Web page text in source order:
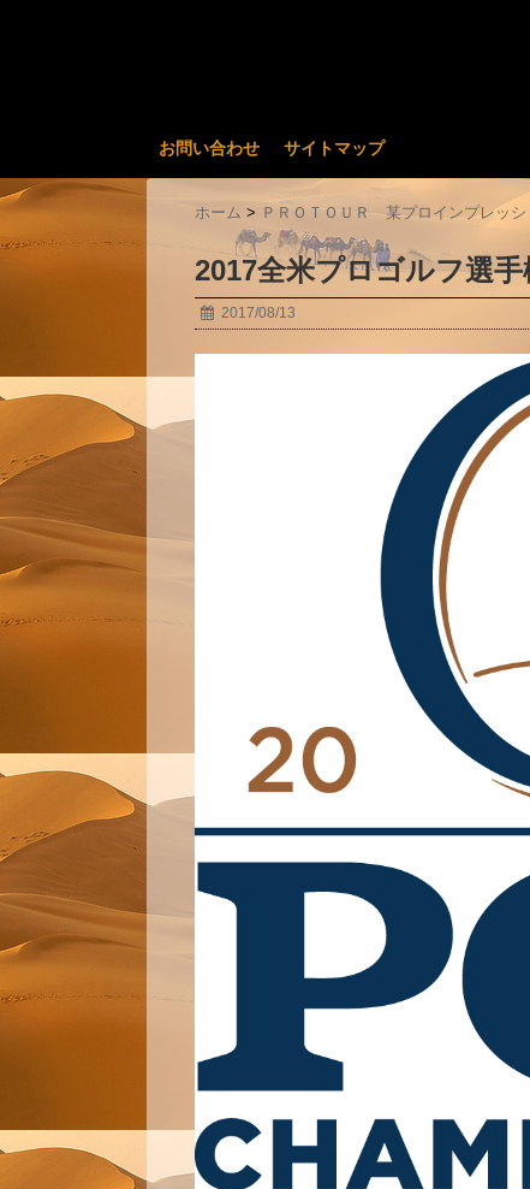
お問い合わせ サイトマップ
ホーム > ＰＲＯＴＯＵＲ 某プロインプレッシ
2017全米プロゴルフ選
2017/08/13